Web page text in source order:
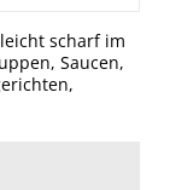
scharf im
Saucen,